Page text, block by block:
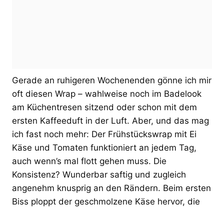
Gerade an ruhigeren Wochenenden gönne ich mir
oft diesen Wrap – wahlweise noch im Badelook
am Küchentresen sitzend oder schon mit dem
ersten Kaffeeduft in der Luft. Aber, und das mag
ich fast noch mehr: Der Frühstückswrap mit Ei
Käse und Tomaten funktioniert an jedem Tag,
auch wenn’s mal flott gehen muss. Die
Konsistenz? Wunderbar saftig und zugleich
angenehm knusprig an den Rändern. Beim ersten
Biss ploppt der geschmolzene Käse hervor, die